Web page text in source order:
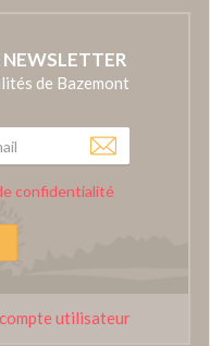
de Bazemont
confidentialité
utilisateur